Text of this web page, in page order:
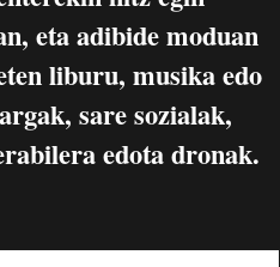
eta adibide moduan
liburu, musika edo
sare sozialak,
edota dronak.